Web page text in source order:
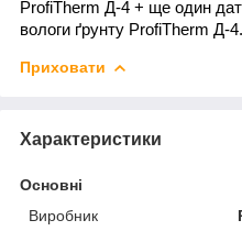
ProfiTherm Д-4 + ще один
вологи ґрунту ProfiTherm Д-4.
Приховати
Характеристики
Основні
Виробник